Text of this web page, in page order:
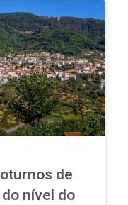
de
nível do